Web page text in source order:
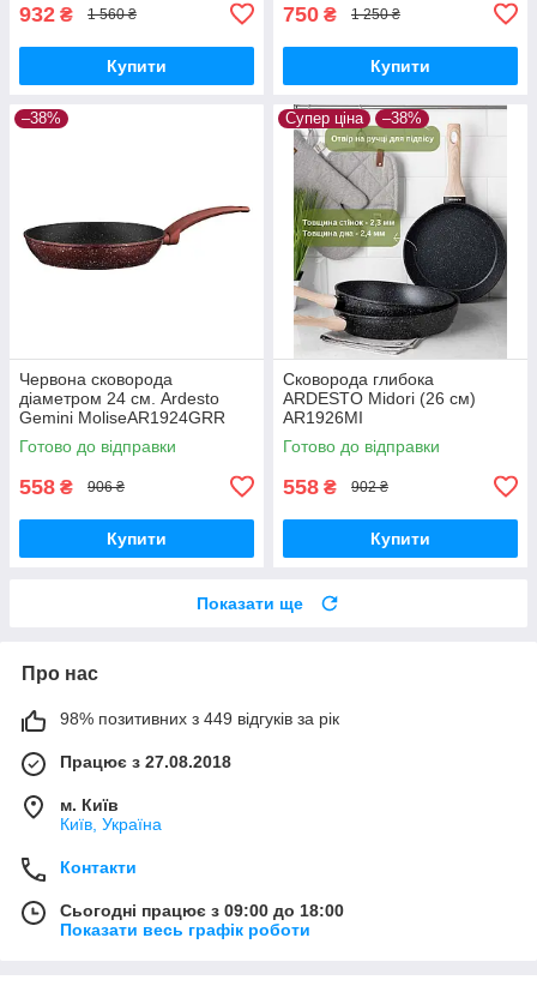
932 ₴ 1 560 ₴
Купити
750 ₴ 1 250 ₴
Купити
–38%
Червона сковорода
діаметром 24 см. Ardesto
Gemini MoliseAR1924GRR
Готово до відправки
558 ₴ 906 ₴
Купити
Супер ціна –38%
Сковорода глибока
ARDESTO Midori (26 см)
AR1926MI
Готово до відправки
558 ₴ 902 ₴
Купити
Показати ще
Про нас
98% позитивних з 449 відгуків за рік
Працює з 27.08.2018
м. Київ
Київ, Україна
Контакти
Сьогодні працює з 09:00 до 18:00
Показати весь графік роботи